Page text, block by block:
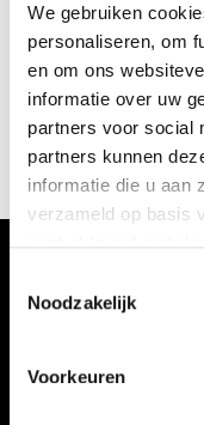
We gebruiken
personaliseren, om
en om ons
informatie over uw
partners voor social
partners kunnen
informatie die u aan
verzameld op basis
Noodzakelijk
Voorkeuren
Met een gevarieerd
Stadsarchief
750-jarig bestaan van
zijn lezingen,
workshop.
1 min
VERHALEN
KALENDER